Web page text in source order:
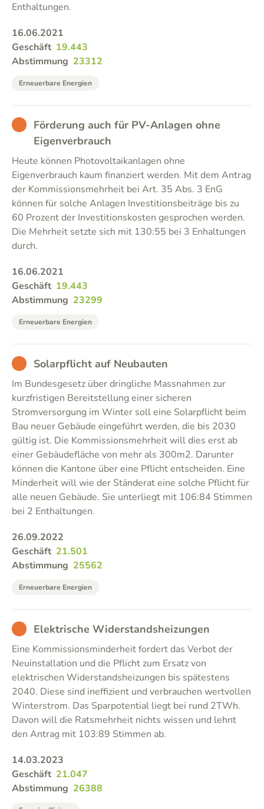
Enthaltungen.
16.06.2021
Geschäft 19.443
Abstimmung 23312
Erneuerbare Energien
BAD Förderung auch für PV-Anlagen ohne
Eigenverbrauch
Heute können Photovoltaikanlagen ohne
Eigenverbrauch kaum finanziert werden. Mit dem Antrag
der Kommissionsmehrheit bei Art. 35 Abs. 3 EnG
können für solche Anlagen Investitionsbeiträge bis zu
60 Prozent der Investitionskosten gesprochen werden.
Die Mehrheit setzte sich mit 130:55 bei 3 Enhaltungen
durch.
16.06.2021
Geschäft 19.443
Abstimmung 23299
Erneuerbare Energien
BAD Solarpflicht auf Neubauten
Im Bundesgesetz über dringliche Massnahmen zur
kurzfristigen Bereitstellung einer sicheren
Stromversorgung im Winter soll eine Solarpflicht beim
Bau neuer Gebäude eingeführt werden, die bis 2030
gültig ist. Die Kommissionsmehrheit will dies erst ab
einer Gebäudefläche von mehr als 300m2. Darunter
können die Kantone über eine Pflicht entscheiden. Eine
Minderheit will wie der Ständerat eine solche Pflicht für
alle neuen Gebäude. Sie unterliegt mit 106:84 Stimmen
bei 2 Enthaltungen.
26.09.2022
Geschäft 21.501
Abstimmung 25562
Erneuerbare Energien
BAD Elektrische Widerstandsheizungen
Eine Kommissionsminderheit fordert das Verbot der
Neuinstallation und die Pflicht zum Ersatz von
elektrischen Widerstandsheizungen bis spätestens
2040. Diese sind ineffizient und verbrauchen wertvollen
Winterstrom. Das Sparpotential liegt bei rund 2TWh.
Davon will die Ratsmehrheit nichts wissen und lehnt
den Antrag mit 103:89 Stimmen ab.
14.03.2023
Geschäft 21.047
Abstimmung 26388